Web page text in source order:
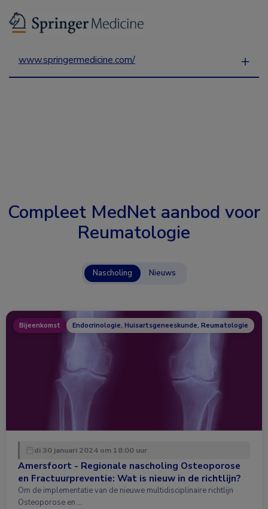
www.springermedicine.com/
Compleet MedNet aanbod voor
Reumatologie
Nascholing Nieuws
Bijeenkomst Endocrinologie, Huisartsgeneeskunde, Reumatologie
di 30 januari 2024 om 18:00 uur
Amersfoort - Regionale nascholing Osteoporose
en Fractuurpreventie: Wat is nieuw in de richtlijn?
Om de implementatie van de nieuwe multidisciplinaire richtlijn
Osteoporose en …